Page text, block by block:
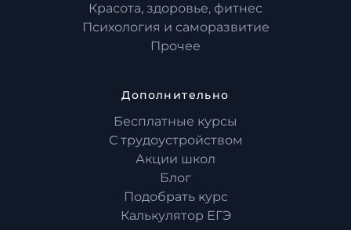
Красота, здоровье, фитнес
Психология и саморазвитие
Прочее
Дополнительно
Бесплатные курсы
С трудоустройством
Акции школ
Блог
Подобрать курс
Калькулятор ЕГЭ